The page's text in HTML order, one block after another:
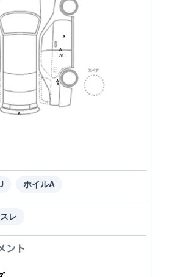
ホイルA
スレ
ント